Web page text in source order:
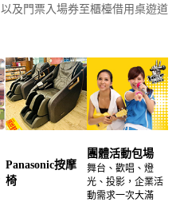
及門票入場券至櫃檯借用桌遊道
Panasonic按摩
椅
團體活動包場
舞台、歡唱、燈
光、投影，企業活
動需求一次大滿